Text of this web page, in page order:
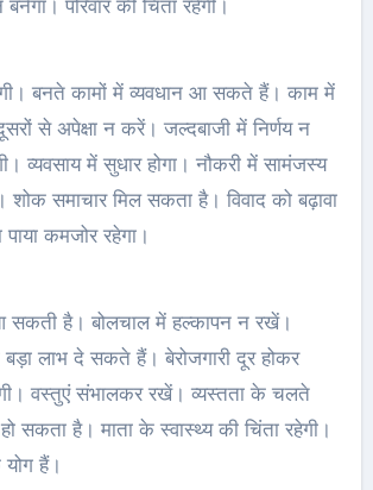
परिवार की चिंता रहेगी।
बनते कामों में व्यवधान आ सकते हैं। काम में
से अपेक्षा न करें। जल्दबाजी में निर्णय न
व्यवसाय में सुधार होगा। नौकरी में सामंजस्य
शोक समाचार मिल सकता है। विवाद को बढ़ावा
कमजोर रहेगा।
है। बोलचाल में हल्कापन न रखें।
लाभ दे सकते हैं। बेरोजगारी दूर होकर
वस्तुएं संभालकर रखें। व्यस्तता के चलते
हो सकता है। माता के स्वास्थ्‍य की चिंता रहेगी।
योग हैं।